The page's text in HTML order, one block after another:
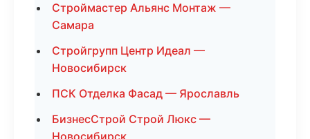
Строймастер Альянс Монтаж —
Самара
Стройгрупп Центр Идеал —
Новосибирск
ПСК Отделка Фасад — Ярославль
БизнесСтрой Строй Люкс —
Новосибирск